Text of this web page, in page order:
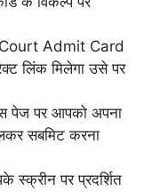
Admit Card
लिंक मिलेगा उसे पर
पेज पर आपको अपना
सबमिट करना
स्क्रीन पर प्रदर्शित